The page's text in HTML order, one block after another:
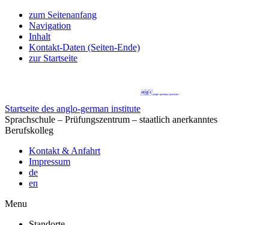
zum Seitenanfang
Navigation
Inhalt
Kontakt-Daten (Seiten-Ende)
zur Startseite
Startseite des anglo-german institute
Sprachschule – Prüfungszentrum – staatlich anerkanntes
Berufskolleg
Kontakt & Anfahrt
Impressum
de
en
Menu